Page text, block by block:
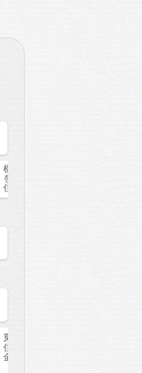
横浜市以外の神奈川県
を除く
住宅ローン相談
東京23区
住宅ローン相談
金融用語